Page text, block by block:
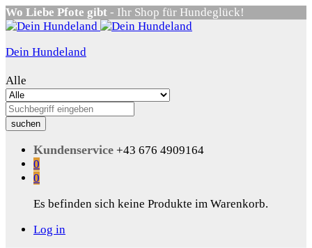
Wo Liebe Pfote gibt - Ihr Shop für Hundeglück!
Dein Hundeland
Alle
suchen
Kundenservice +43 676 4909164
0
0
Es befinden sich keine Produkte im Warenkorb.
Log in